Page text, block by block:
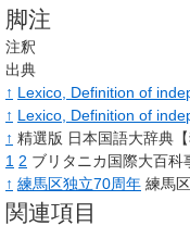
脚注
注釈
出典
↑ Lexico, Definition of
↑ Lexico, Definition of
↑ 精選版 日本国語大辞典【
1 2 ブリタニカ国際大百科
↑ 練馬区独立70周年 練馬
関連項目